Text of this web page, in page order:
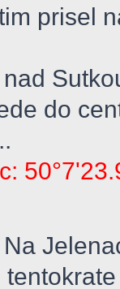
prisel
do